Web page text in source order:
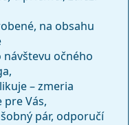
na obsahu
očného
– zmeria
Vás,
pár, odporučí